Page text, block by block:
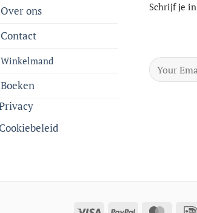
Over ons
Contact
Winkelmand
Boeken
Cookiebeleid
Schrijf je